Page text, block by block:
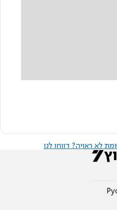
לא ראויה? דווחו לנו